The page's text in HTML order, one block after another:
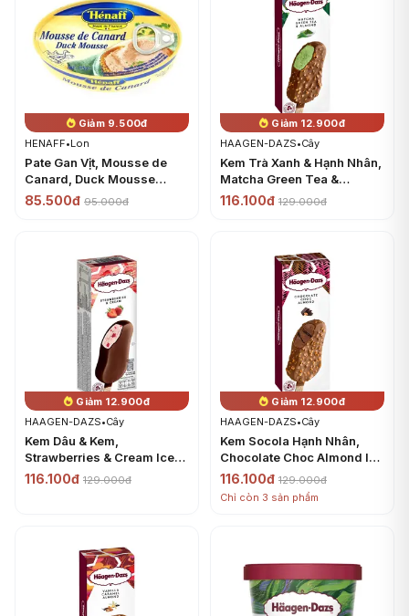
Giảm 9.500đ
HENAFF•Lon
Pate Gan Vịt, Mousse de
Canard, Duck Mousse
(115g) - HENAFF
85.500đ 95.000đ
Giảm 12.900đ
HAAGEN-DAZS•Cây
Kem Trà Xanh & Hạnh Nhân,
Matcha Green Tea &
Almond Ice Cream Bar
116.100đ 129.000đ
Giảm 12.900đ
HAAGEN-DAZS•Cây
Kem Dâu & Kem,
Strawberries & Cream Ice
Cream Bar (80ml) -
116.100đ 129.000đ
Giảm 12.900đ
HAAGEN-DAZS•Cây
Kem Socola Hạnh Nhân,
Chocolate Choc Almond Ice
Cream Bar (80ml) -
HAAGEN-DAZS
116.100đ 129.000đ
Chỉ còn 3 sản phẩm